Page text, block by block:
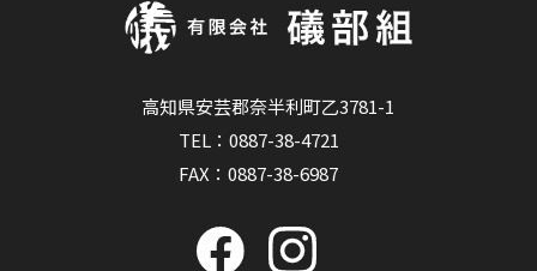
高知県安芸郡奈半利町乙3781-1
TEL：0887-38-4721
FAX：0887-38-6987